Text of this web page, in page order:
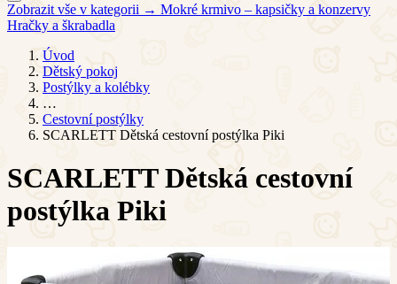
Zobrazit vše v kategorii → Mokré krmivo – kapsičky a konzervy
Hračky a škrabadla
Úvod
Dětský pokoj
Postýlky a kolébky
…
Cestovní postýlky
SCARLETT Dětská cestovní postýlka Piki
SCARLETT Dětská cestovní
postýlka Piki